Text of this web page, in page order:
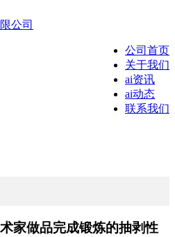
公司首页
关于我们
ai资讯
ai动态
联系我们
家做品完成锻炼的抽剥性